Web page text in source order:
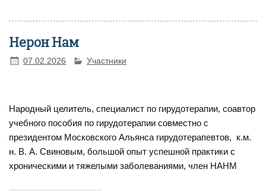
Нерон Нам
07.02.2026 Участники
Народный целитель, специалист по гирудотерапии, соавтор
учебного пособия по гирудотерапии совместно с
президентом Московского Альянса гирудотерапевтов, к.м.
н. В. А. Свиновым, большой опыт успешной практики с
хроническими и тяжелыми заболеваниями, член НАНМ